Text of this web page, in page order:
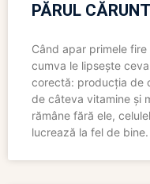
PĂRUL
Când apar primele
cumva le lipsește
corectă: producția de
de câteva vitamine și
rămâne fără ele,
lucrează la fel de